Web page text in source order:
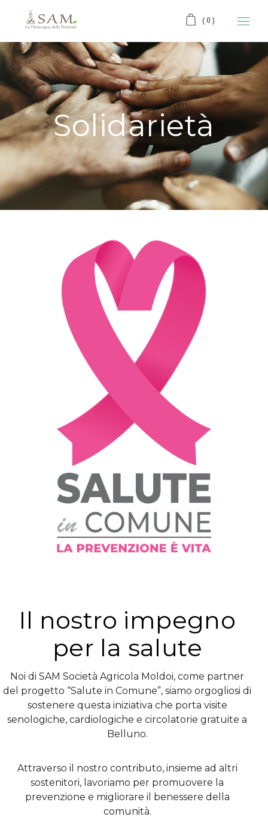
(0)
Solidarietà
Il nostro impegno
per la salute
Noi di SAM Società Agricola Moldoi, come partner
del progetto “Salute in Comune”, siamo orgogliosi di
sostenere questa iniziativa che porta visite
senologiche, cardiologiche e circolatorie gratuite a
Belluno.
Attraverso il nostro contributo, insieme ad altri
sostenitori, lavoriamo per promuovere la
prevenzione e migliorare il benessere della
comunità.